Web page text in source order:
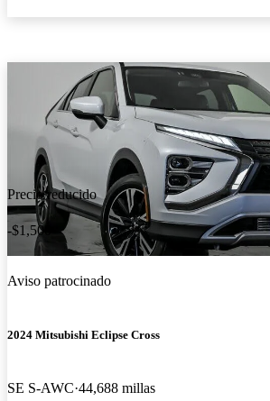
Precio reducido
-$1,500
Aviso patrocinado
2024 Mitsubishi Eclipse Cross
SE S-AWC 44,688 millas